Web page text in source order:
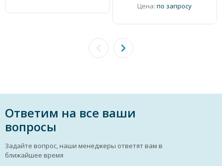
Цена: по запросу
Ответим на все ваши
вопросы
Задайте вопрос, наши менеджеры ответят вам в
ближайшее время